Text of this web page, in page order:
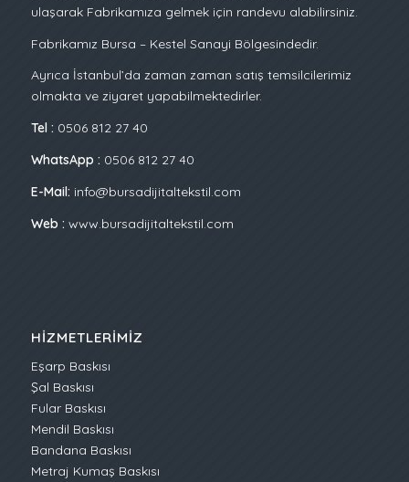
ulaşarak Fabrikamıza gelmek için randevu alabilirsiniz.
Fabrikamız Bursa – Kestel Sanayi Bölgesindedir.
Ayrıca İstanbul’da zaman zaman satış temsilcilerimiz
olmakta ve ziyaret yapabilmektedirler.
Tel : 0506 812 27 40
WhatsApp : 0506 812 27 40
E-Mail: info@bursadijitaltekstil.com
Web : www.bursadijitaltekstil.com
HIZMETLERIMIZ
Eşarp Baskısı
Şal Baskısı
Fular Baskısı
Mendil Baskısı
Bandana Baskısı
Metraj Kumaş Baskısı